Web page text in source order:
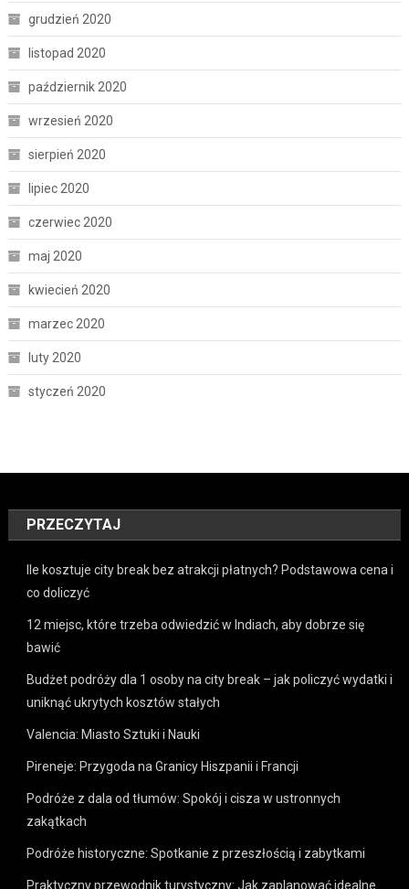
grudzień 2020
listopad 2020
październik 2020
wrzesień 2020
sierpień 2020
lipiec 2020
czerwiec 2020
maj 2020
kwiecień 2020
marzec 2020
luty 2020
styczeń 2020
PRZECZYTAJ
Ile kosztuje city break bez atrakcji płatnych? Podstawowa cena i
co doliczyć
12 miejsc, które trzeba odwiedzić w Indiach, aby dobrze się
bawić
Budżet podróży dla 1 osoby na city break – jak policzyć wydatki i
uniknąć ukrytych kosztów stałych
Valencia: Miasto Sztuki i Nauki
Pireneje: Przygoda na Granicy Hiszpanii i Francji
Podróże z dala od tłumów: Spokój i cisza w ustronnych
zakątkach
Podróże historyczne: Spotkanie z przeszłością i zabytkami
Praktyczny przewodnik turystyczny: Jak zaplanować idealne